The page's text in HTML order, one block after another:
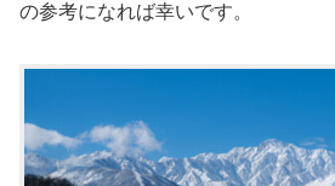
の参考になれば幸いです。